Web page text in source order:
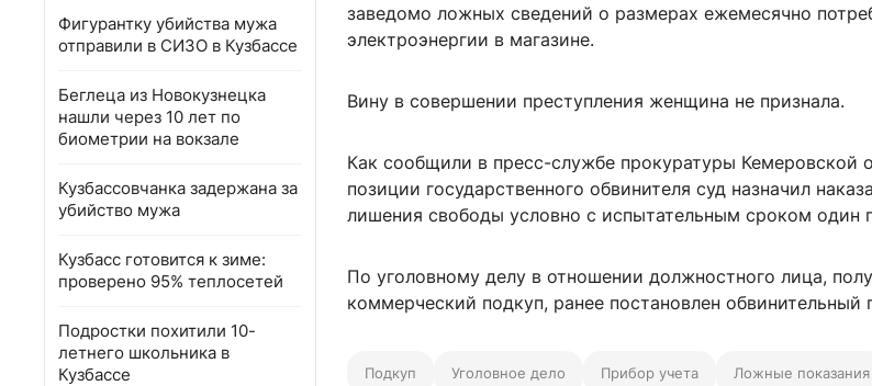
Фигурантку убийства мужа
отправили в СИЗО в Кузбассе
Беглеца из Новокузнецка
нашли через 10 лет по
биометрии на вокзале
Кузбассовчанка задержана за
убийство мужа
Кузбасс готовится к зиме:
проверено 95% теплосетей
Подростки похитили 10-
летнего школьника в
Кузбассе
заведомо ложных сведений о размерах ежемесячно
электроэнергии в магазине.
Вину в совершении преступления женщина не признала.
Как сообщили в пресс-службе прокуратуры Кемеровской
позиции государственного обвинителя суд назначил
лишения свободы условно с испытательным сроком один
По уголовному делу в отношении должностного лица,
коммерческий подкуп, ранее постановлен обвинительный
Подкуп Уголовное дело Прибор учета Ложные показания